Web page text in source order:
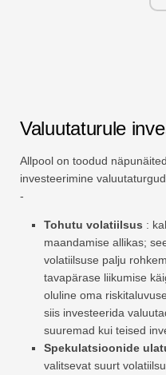
Valuutaturule
Allpool on toodud
investeerimine
-
Tohutu volatiilsus :
maandamise allikas;
volatiilsuse palju
tavapärase liikumise
oluline oma
siis investeerida
suuremad kui teised
Spekulatsioonide
valitsevat suurt